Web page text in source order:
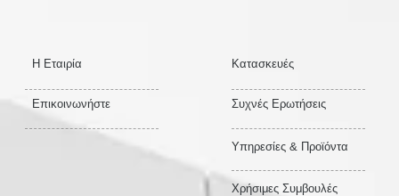
Η Εταιρία
Επικοινωνήστε
Κατασκευές
Συχνές Ερωτήσεις
Υπηρεσίες & Προϊόντα
Χρήσιμες Συμβουλές